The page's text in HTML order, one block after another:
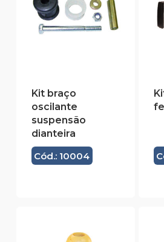
Kit braço
oscilante
suspensão
dianteira
Cód.: 10004